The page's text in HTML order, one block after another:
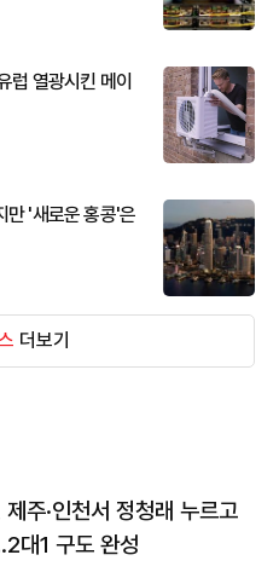
럽 열광시킨 메이
만 '새로운 홍콩'은
더보기
제주·인천서 정청래 누르고
대1 구도 완성